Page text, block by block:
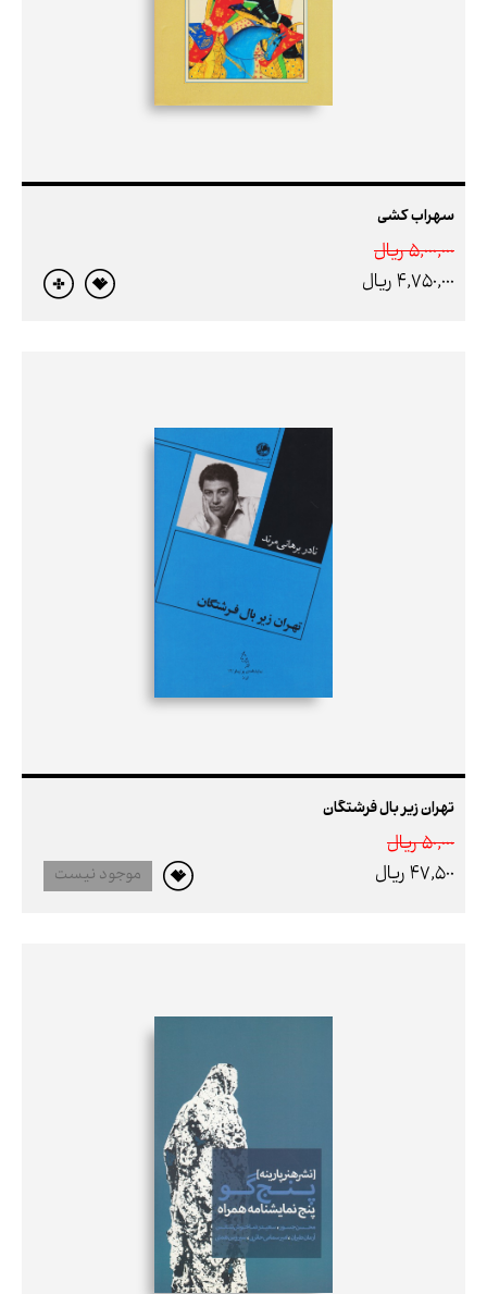
سهراب کشی
5,000,000 ريال
4,750,000 ريال
تهران زیر بال فرشتگان
50,000 ريال
47,500 ريال
موجود نیست